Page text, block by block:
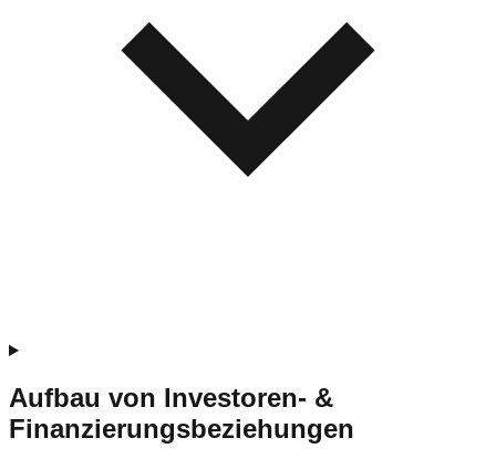
Aufbau von Investoren- &
Finanzierungsbeziehungen